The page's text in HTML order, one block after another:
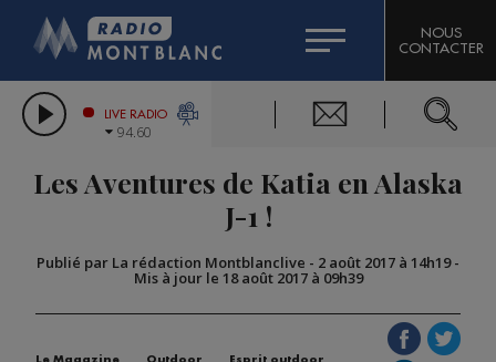
LES CHRONIQUES DE L'EXPERT
CITIZEN MACHINERY
GRAND MASSIF DOMAINES SKIABLES
BIGARD
COMPAGNIE DU MONT-BLANC
NOUS
CONTACTER
LIVE RADIO
94.60
Les Aventures de Katia en Alaska
J-1 !
Publié par La rédaction Montblanclive - 2 août 2017 à 14h19-
Mis à jour le 18 août 2017 à 09h39
Le Magazine Outdoor
Esprit outdoor